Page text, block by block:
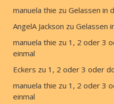
manuela thie zu Gelassen in
AngelA Jackson zu Gelassen
manuela thie zu 1, 2 oder 3
einmal
Eckers zu 1, 2 oder 3 oder
manuela thie zu 1, 2 oder 3
einmal